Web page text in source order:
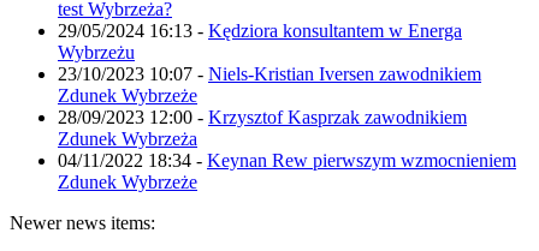
test Wybrzeża?
29/05/2024 16:13 - Kędziora konsultantem w Energa
Wybrzeżu
23/10/2023 10:07 - Niels-Kristian Iversen zawodnikiem
Zdunek Wybrzeże
28/09/2023 12:00 - Krzysztof Kasprzak zawodnikiem
Zdunek Wybrzeża
04/11/2022 18:34 - Keynan Rew pierwszym wzmocnieniem
Zdunek Wybrzeże
Newer news items: